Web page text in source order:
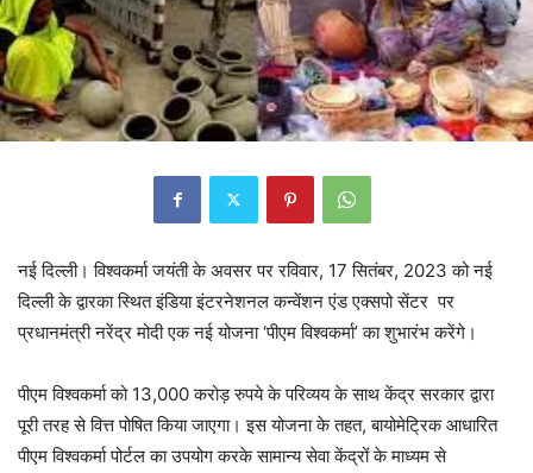
नई दिल्ली। विश्वकर्मा जयंती के अवसर पर रविवार, 17 सितंबर, 2023 को नई
दिल्ली के द्वारका स्थित इंडिया इंटरनेशनल कन्वेंशन एंड एक्सपो सेंटर पर
प्रधानमंत्री नरेंद्र मोदी एक नई योजना ‘पीएम विश्वकर्मा’ का शुभारंभ करेंगे।
पीएम विश्वकर्मा को 13,000 करोड़ रुपये के परिव्यय के साथ केंद्र सरकार द्वारा
पूरी तरह से वित्त पोषित किया जाएगा। इस योजना के तहत, बायोमेट्रिक आधारित
पीएम विश्वकर्मा पोर्टल का उपयोग करके सामान्य सेवा केंद्रों के माध्यम से